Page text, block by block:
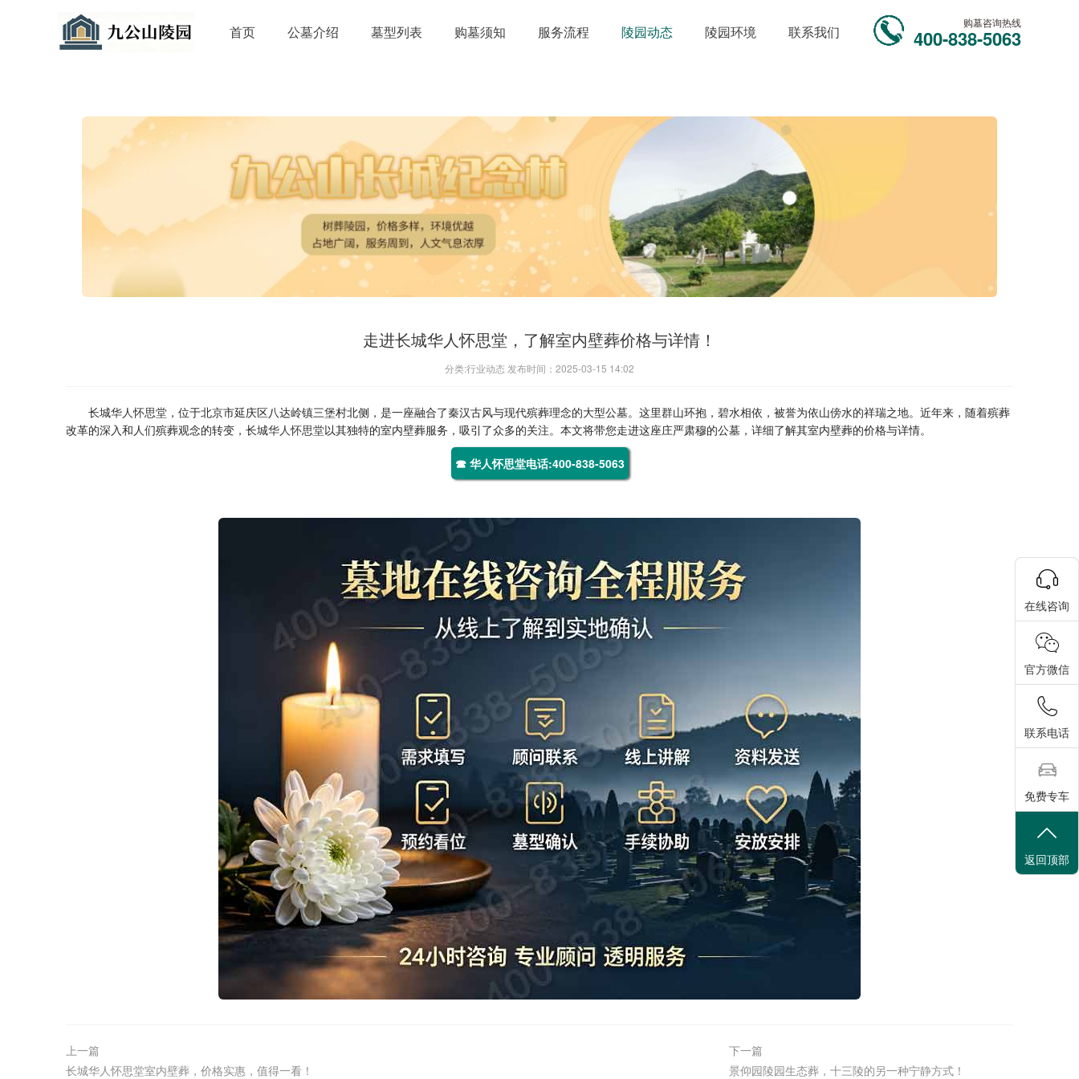
首页 公墓介绍 墓型列表 购墓须知 服务流程 陵园动态 陵园环境 联系我们
购墓咨询热线
400-838-5063
走进长城华人怀思堂，了解室内壁葬价格与详情！
分类:行业动态 发布时间：2025-03-15 14:02
长城华人怀思堂 ，位于北京市延庆区八达岭镇三堡村北侧，是一座融合了秦汉古风与现代殡葬理念的大型公墓。这里群山环抱，碧水相依，被誉为依山傍水的祥瑞之地。近年来，随着殡葬
改革的深入和人们殡葬观念的转变，长城华人怀思堂以其独特的室内壁葬服务，吸引了众多的关注。本文将带您走进这座庄严肃穆的公墓，详细了解其室内壁葬的价格与详情。
☎ 华人怀思堂电话:400-838-5063
上一篇
长城华人怀思堂室内壁葬，价格实惠，值得一看！
下一篇
景仰园陵园生态葬，十三陵的另一种宁静方式！
在线咨询
官方微信
联系电话
免费专车
返回顶部